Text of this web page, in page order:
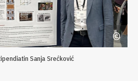
Sanja Srećković